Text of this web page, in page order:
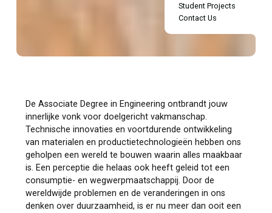
Student Projects
Contact Us
De Associate Degree in Engineering ontbrandt jouw
innerlijke vonk voor doelgericht vakmanschap.
Technische innovaties en voortdurende ontwikkeling
van materialen en productietechnologieën hebben ons
geholpen een wereld te bouwen waarin alles maakbaar
is. Een perceptie die helaas ook heeft geleid tot een
consumptie- en wegwerpmaatschappij. Door de
wereldwijde problemen en de veranderingen in ons
denken over duurzaamheid, is er nu meer dan ooit een